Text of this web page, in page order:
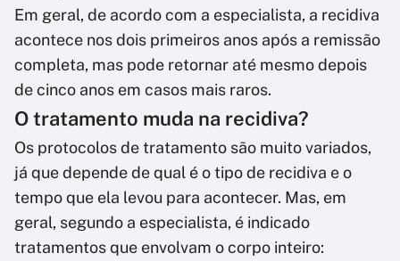
Em geral, de acordo com a especialista, a recidiva
acontece nos dois primeiros anos após a remissão
completa, mas pode retornar até mesmo depois
de cinco anos em casos mais raros.
O tratamento muda na recidiva?
Os protocolos de tratamento são muito variados,
já que depende de qual é o tipo de recidiva e o
tempo que ela levou para acontecer. Mas, em
geral, segundo a especialista, é indicado
tratamentos que envolvam o corpo inteiro: